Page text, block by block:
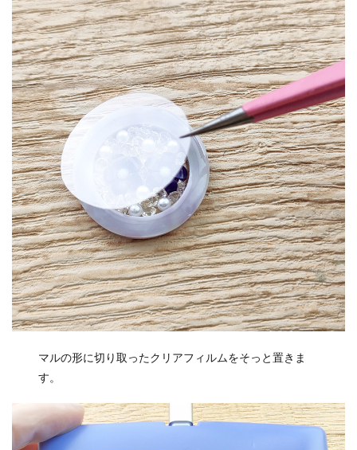
マルの形に切り取ったクリアフィルムをそっと置きま
す。